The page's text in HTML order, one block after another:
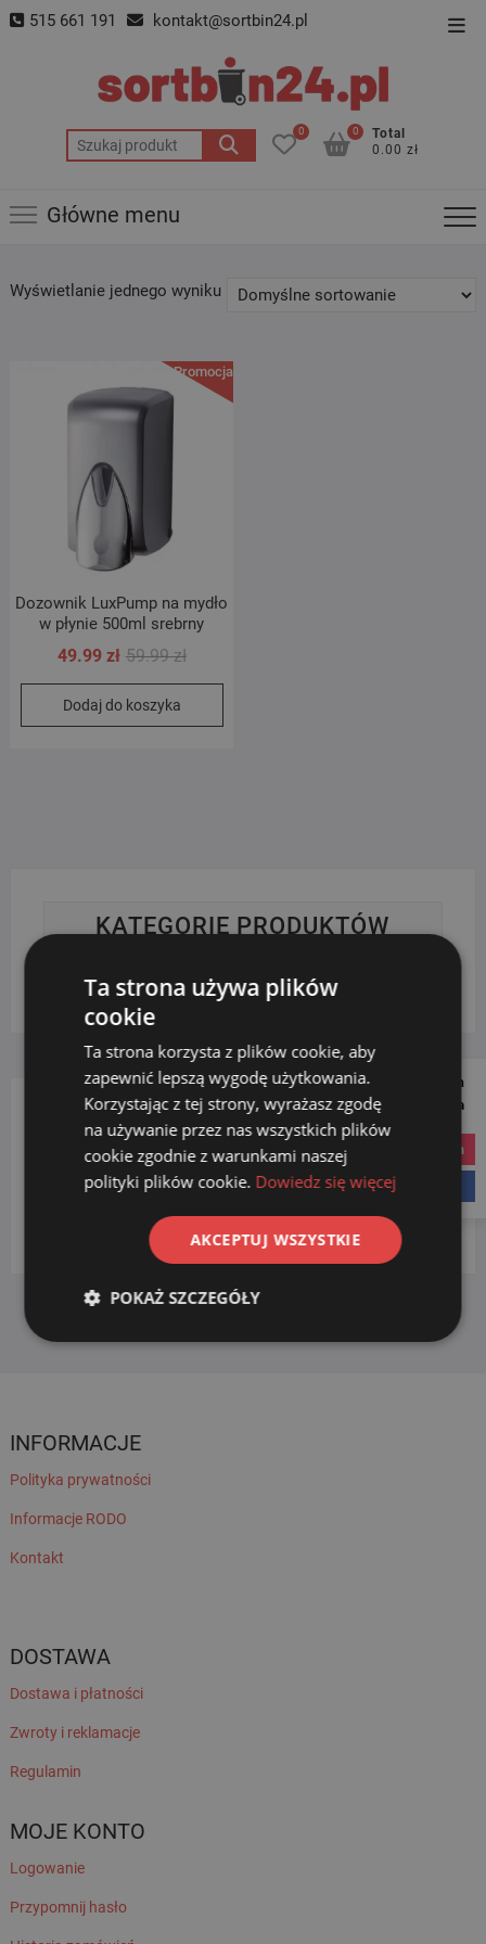
Skip 515 661 191 kontakt@sortbin24.pl
Szukaj:
0
Total
0.00 zł
0
Główne menu
Wyświetlanie jednego wyniku
Promocja!
Dozownik LuxPump na mydło
w płynie 500ml srebrny
59.99złPierwotna
cena
59.99 zł.
49.99 zł
Aktualna
cena
49.99 zł.
Dodaj do koszyka
KATEGORIE PRODUKTÓW
Wybierz kategorię
DOZOWNIKI
na mydło
INFORMACJE
Polityka prywatności
Informacje RODO
Kontakt
DOSTAWA
Dostawa i płatności
Zwroty i reklamacje
Regulamin
MOJE KONTO
Logowanie
Przypomnij hasło
Follow us on
Social Media
instagram
Ta strona używa plików
cookie
Ta strona korzysta z plików cookie, aby
zapewnić lepszą wygodę użytkowania.
Korzystając z tej strony, wyrażasz zgodę
na używanie przez nas wszystkich plików
cookie zgodnie z warunkami naszej
polityki plików cookie. Dowiedz się więcej
AKCEPTUJ WSZYSTKIE
POKAŻ SZCZEGÓŁY